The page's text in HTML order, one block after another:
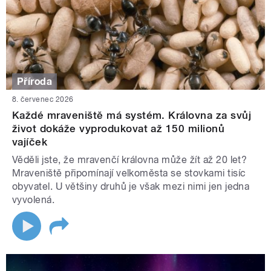
Příroda
8. červenec 2026
Každé mraveniště má systém. Královna za svůj
život dokáže vyprodukovat až 150 milionů
vajíček
Věděli jste, že mravenčí královna může žít až 20 let?
Mraveniště připomínají velkoměsta se stovkami tisíc
obyvatel. U většiny druhů je však mezi nimi jen jedna
vyvolená.